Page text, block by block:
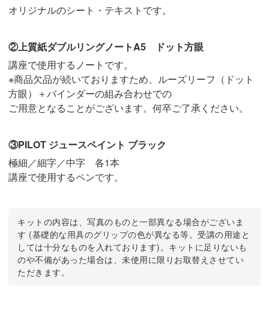
オリジナルのシート・テキストです。
②上質紙ダブルリングノートA5 ドット方眼
講座で使用するノートです。
※商品欠品が続いておりますため、ルーズリーフ（ドット
方眼）＋バインダーの組み合わせでの
ご用意となることがございます。何卒ご了承ください。
③PILOT ジュースペイント ブラック
極細／細字／中字 各1本
講座で使用するペンです。
キットの内容は、写真のものと一部異なる場合がございま
す (基礎的な用具のグリップの色が異なる等。受講の用途と
しては十分なものを入れております)。キットに足りないも
のや不備があった場合は、未使用に限りお取替えさせてい
ただきます。